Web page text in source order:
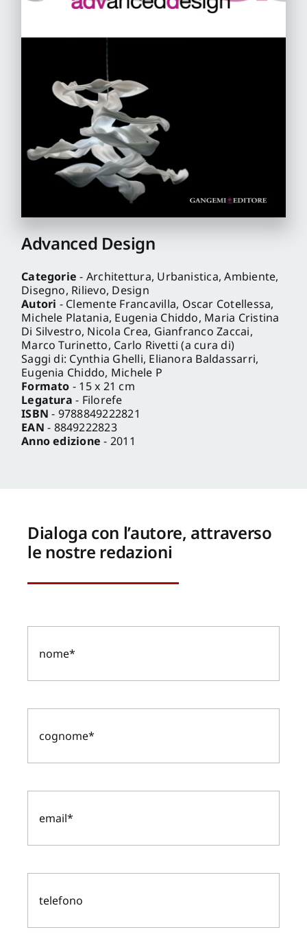
Advanced Design
Categorie - Architettura, Urbanistica, Ambiente,
Disegno, Rilievo, Design
Autori - Clemente Francavilla, Oscar Cotellessa,
Michele Platania, Eugenia Chiddo, Maria Cristina
Di Silvestro, Nicola Crea, Gianfranco Zaccai,
Marco Turinetto, Carlo Rivetti (a cura di)
Saggi di: Cynthia Ghelli, Elianora Baldassarri,
Eugenia Chiddo, Michele P
Formato - 15 x 21 cm
Legatura - Filorefe
ISBN - 9788849222821
EAN - 8849222823
Anno edizione - 2011
Dialoga con l’autore, attraverso
le nostre redazioni